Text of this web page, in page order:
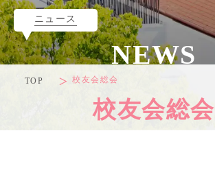
TOP 校友会総会
校友会総会
NEWS
ニュース